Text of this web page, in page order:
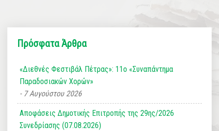
Πρόσφατα Άρθρα
«Διεθνές Φεστιβάλ Πέτρας»: 11ο «Συναπάντημα
Παραδοσιακών Χορών»
7 Αυγούστου 2026
Αποφάσεις Δημοτικής Επιτροπής της 29ης/2026
Συνεδρίασης (07.08.2026)